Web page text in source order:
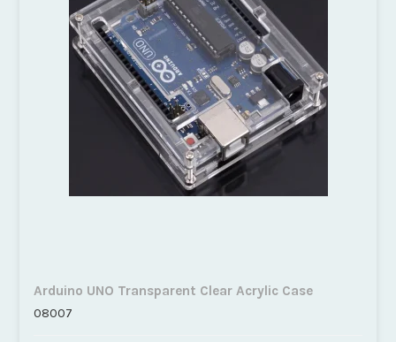
Arduino UNO Transparent Clear Acrylic Case
08007